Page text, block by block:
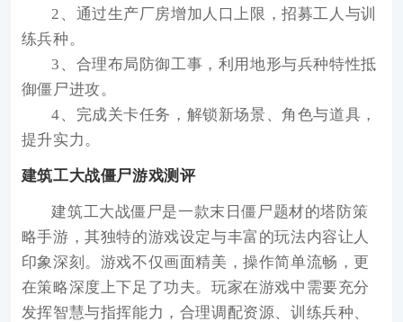
2、通过生产厂房增加人口上限，招募工人与训
练兵种。
3、合理布局防御工事，利用地形与兵种特性抵
御僵尸进攻。
4、完成关卡任务，解锁新场景、角色与道具，
提升实力。
建筑工大战僵尸游戏测评
建筑工大战僵尸是一款末日僵尸题材的塔防策
略手游，其独特的游戏设定与丰富的玩法内容让人
印象深刻。游戏不仅画面精美，操作简单流畅，更
在策略深度上下足了功夫。玩家在游戏中需要充分
发挥智慧与指挥能力，合理调配资源、训练兵种、